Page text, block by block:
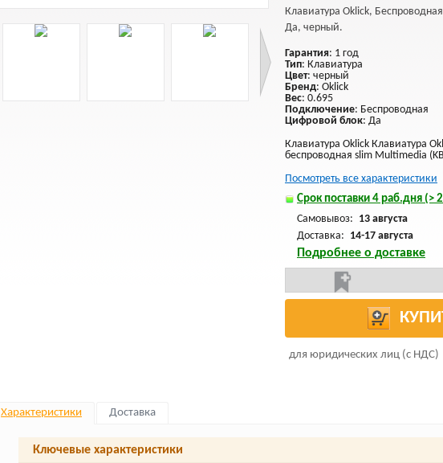
Клавиатура Oklick,
Да, черный.
Гарантия: 1 год
Тип: Клавиатура
Цвет: черный
Бренд: Oklick
Вес: 0.695
Подключение: Беспроводная
Цифровой блок: Да
Клавиатура Oklick Клавиатура
беспроводная slim Multimedia
Посмотреть все характеристики
Срок поставки 4 раб.дня (>
Самовывоз: 13 августа
Доставка: 14-17 августа
Подробнее о доставке
для юридических лиц (с НДС)
Характеристики Доставка
Ключевые характеристики